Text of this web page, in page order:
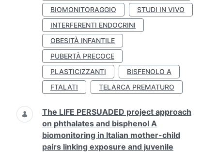
BIOMONITORAGGIO
STUDI IN VIVO
INTERFERENTI ENDOCRINI
OBESITÀ INFANTILE
PUBERTÀ PRECOCE
PLASTICIZZANTI
BISFENOLO A
FTALATI
TELARCA PREMATURO
The LIFE PERSUADED project approach
on phthalates and bisphenol A
biomonitoring in Italian mother-child
pairs linking exposure and juvenile